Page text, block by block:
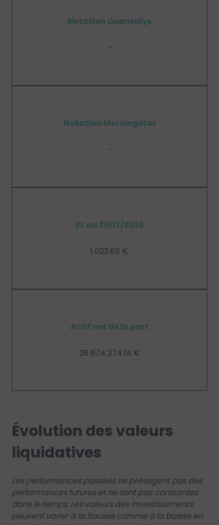
Notation Quantalys
-
Notation Morningstar
-
VL au 31/07/2026
1 022.85 €
Actif net de la part
28 674 274.14 €
Évolution des valeurs
liquidatives
Les performances passées ne présagent pas des
performances futures et ne sont pas constantes
dans le temps. Les valeurs des investissements
peuvent varier à la hausse comme à la baisse en